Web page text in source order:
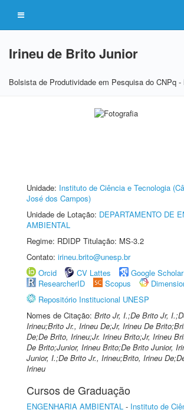
Irineu de Brito Junior
Bolsista de Produtividade em Pesquisa do CNPq
Unidade: Instituto de Ciência e Tecnologia
José dos Campos)
Unidade de Lotação: DEPARTAMENTO DE
AMBIENTAL
Regime: RDIDP Titulação: MS-3.2
Contato: irineu.brito@unesp.br
Orcid
CV Lattes
Google Scholar
ResearcherID
Scopus
Repositório Institucional UNESP
Nomes de Citação: Brito Jr, I.;De Brito Jr,
Irineu;Brito Jr., Irineu De;Jr, Irineu De
De;De Brito, Irineu;Jr. Irineu Brito;Jr, Irineu
De Brito;Junior, Irineu Brito;De Brito Junior,
Junior, I.;De Brito Jr., Irineu;Brito, Irineu
Irineu
Cursos de Graduação
ENGENHARIA AMBIENTAL - Instituto de